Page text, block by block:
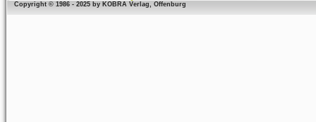
Copyright © 1986 - 2025 by KOBRA Verlag, Offenburg